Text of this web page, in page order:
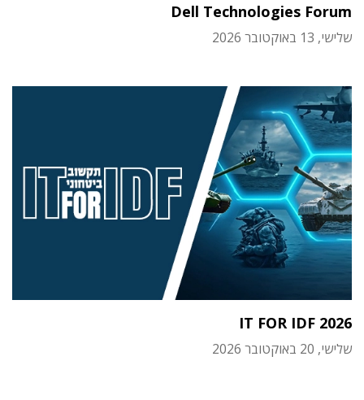
Dell Technologies Forum
שלישי, 13 באוקטובר 2026
IT FOR IDF 2026
שלישי, 20 באוקטובר 2026